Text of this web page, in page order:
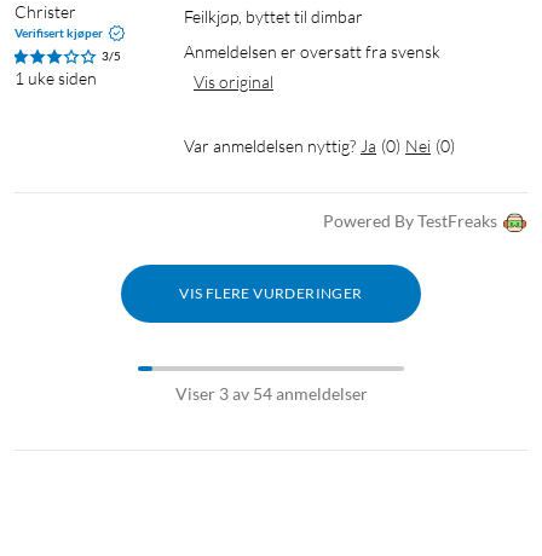
Christer
Verifisert kjøper
3/5
1 uke siden
Feilkjøp, byttet til dimbar
Anmeldelsen er oversatt fra svensk
Vis original
Var anmeldelsen nyttig? Ja (0) Nei (0)
Powered By TestFreaks
VIS FLERE VURDERINGER
Viser 3 av 54 anmeldelser